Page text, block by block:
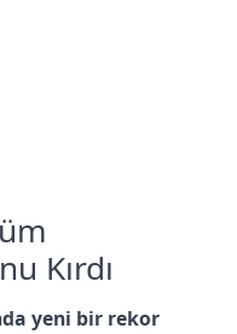
Kırdı
yeni bir rekor